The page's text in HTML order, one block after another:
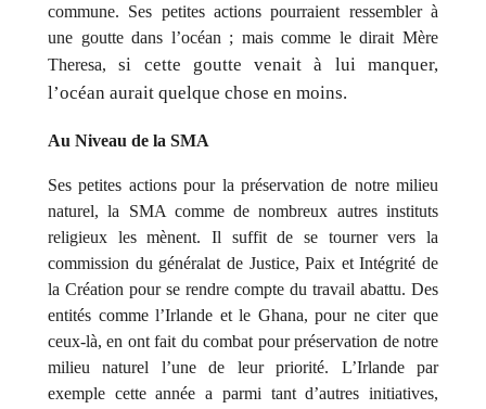
commune. Ses petites actions pourraient ressembler à
une goutte dans l’océan ; mais comme le dirait Mère
Theresa,si cette goutte venait à lui manquer,
l’océan aurait quelque chose en moins.
Au Niveau de la SMA
Ses petites actions pour la préservation de notre milieu
naturel, la SMA comme de nombreux autres instituts
religieux les mènent. Il suffit de se tourner vers la
commission du généralat de Justice, Paix et Intégrité de
la Création pour se rendre compte du travail abattu. Des
entités comme l’Irlande et le Ghana, pour ne citer que
ceux-là, en ont fait du combat pour préservation de notre
milieu naturel l’une de leur priorité. L’Irlande par
exemple cette année a parmi tant d’autres initiatives,